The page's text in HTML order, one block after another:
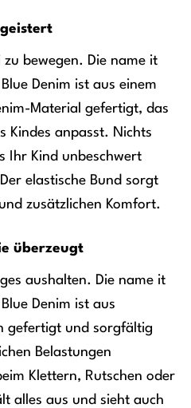
bewegen. Die name it
Denim ist aus einem
Material gefertigt, das
Kindes anpasst. Nichts
Ihr Kind unbeschwert
elastische Bund sorgt
zusätzlichen Komfort.
überzeugt
aushalten. Die name it
Denim ist aus
gefertigt und sorgfältig
Belastungen
Klettern, Rutschen oder
alles aus und sieht auch